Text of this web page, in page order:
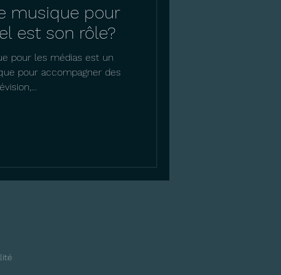
musique pour
est son rôle?
pour les médias est un
pour accompagner des